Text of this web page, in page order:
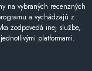
na vybraných recenzných
a vychádzajú z
zodpovedá inej službe,
platformami.